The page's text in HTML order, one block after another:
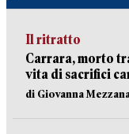
Il ritratto
Carrara, morto
vita di sacrifici
di Giovanna